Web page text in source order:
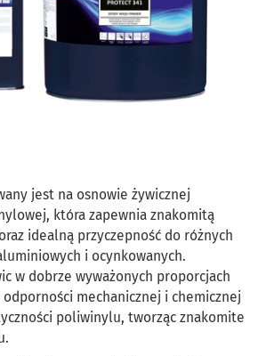
jest na osnowie żywicznej
która zapewnia znakomitą
idealną przyczepność do różnych
i ocynkowanych.
w dobrze wyważonych proporcjach
odporności mechanicznej i chemicznej
poliwinylu, tworząc znakomite